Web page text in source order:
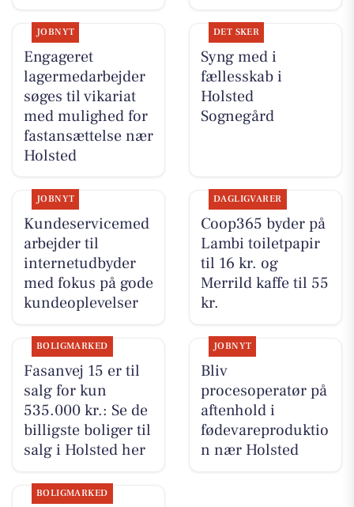
JOBNYT
Engageret
lagermedarbejder
søges til vikariat
med mulighed for
fastansættelse nær
Holsted
DET SKER
Syng med i
fællesskab i
Holsted
Sognegård
JOBNYT
Kundeservicemed
arbejder til
internetudbyder
med fokus på gode
kundeoplevelser
DAGLIGVARER
Coop365 byder på
Lambi toiletpapir
til 16 kr. og
Merrild kaffe til 55
kr.
BOLIGMARKED
Fasanvej 15 er til
salg for kun
535.000 kr.: Se de
billigste boliger til
salg i Holsted her
JOBNYT
Bliv
procesoperatør på
aftenhold i
fødevareproduktio
n nær Holsted
BOLIGMARKED